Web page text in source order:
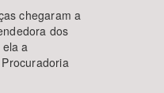
chegaram a
dos
a